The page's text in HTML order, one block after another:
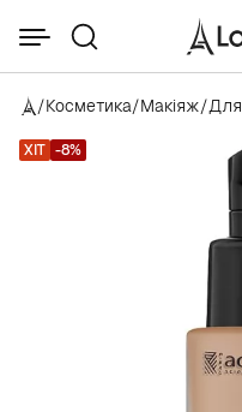
/Косметика/Макіяж/
ХІТ -8%